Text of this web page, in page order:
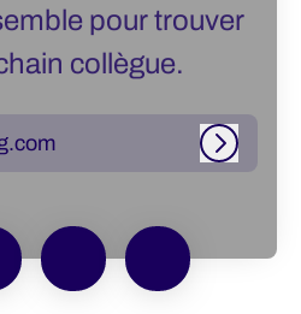
pour trouver
collègue.